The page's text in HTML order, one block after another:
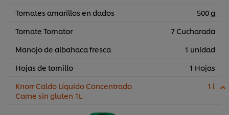
Tomates amarillos en dados
500 g
Tomate Tomator
7 Cucharada
Manojo de albahaca fresca
1 unidad
Hojas de tomillo
1 Hojas
Knorr Caldo Líquido Concentrado
Carne sin gluten 1L
1 l